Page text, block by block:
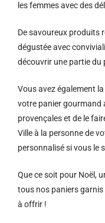
les femmes avec des
De savoureux produits
dégustée avec
découvrir une partie du
Vous avez également
votre panier gourmand
provençales et de le
Ville à la personne de
personnalisé si vous le
Que ce soit pour Noël,
tous nos paniers
à offrir !